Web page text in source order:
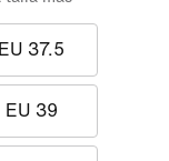
EU 37.5
EU 39